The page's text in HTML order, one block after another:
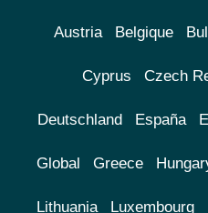
Austria Belgique
Cyprus Czech
Deutschland España
Global Greece
Lithuania Luxembourg